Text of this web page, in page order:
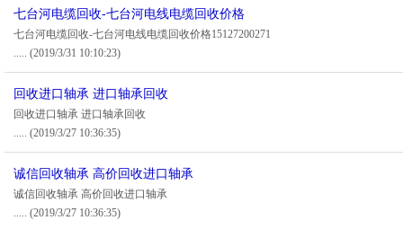
七台河电缆回收-七台河电线电缆回收价格
七台河电缆回收-七台河电线电缆回收价格15127200271
..... (2019/3/31 10:10:23)
回收进口轴承 进口轴承回收
回收进口轴承 进口轴承回收
..... (2019/3/27 10:36:35)
诚信回收轴承 高价回收进口轴承
诚信回收轴承 高价回收进口轴承
..... (2019/3/27 10:36:35)